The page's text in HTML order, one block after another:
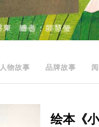
人物故事 品牌故事
绘本《